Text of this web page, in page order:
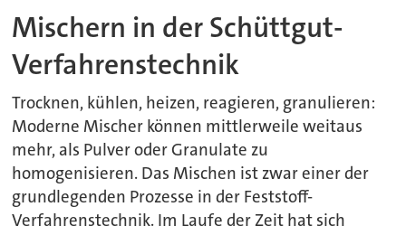
Mischern in der Schüttgut-
Verfahrenstechnik
Trocknen, kühlen, heizen, reagieren, granulieren:
Moderne Mischer können mittlerweile weitaus
mehr, als Pulver oder Granulate zu
homogenisieren. Das Mischen ist zwar einer der
grundlegenden Prozesse in der Feststoff-
Verfahrenstechnik. Im Laufe der Zeit hat sich